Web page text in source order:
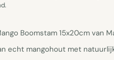
Boomstam 15x20cm van
echt mangohout met